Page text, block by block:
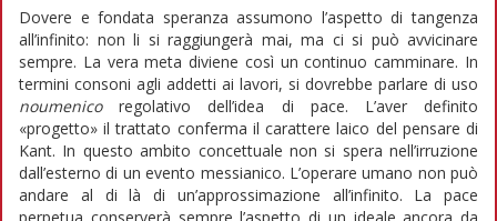
Dovere e fondata speranza assumono l’aspetto di tangenza
all’infinito: non li si raggiungerà mai, ma ci si può avvicinare
sempre. La vera meta diviene così un continuo camminare. In
termini consoni agli addetti ai lavori, si dovrebbe parlare di uso
noumenicoregolativo dell’idea di pace. L’aver definito
«progetto» il trattato conferma il carattere laico del pensare di
Kant. In questo ambito concettuale non si spera nell’irruzione
dall’esterno di un evento messianico. L’operare umano non può
andare al di là di un’approssimazione all’infinito. La pace